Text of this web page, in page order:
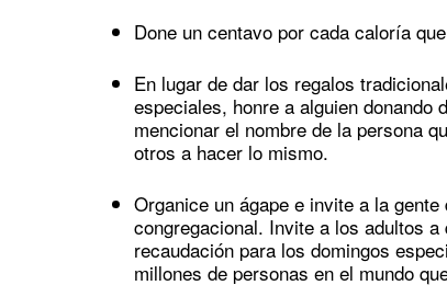
Done un centavo por cada caloría
En lugar de dar los regalos
especiales, honre a alguien donando
mencionar el nombre de la persona
otros a hacer lo mismo.
Organice un ágape e invite a la
congregacional. Invite a los adultos
recaudación para los domingos
millones de personas en el mundo